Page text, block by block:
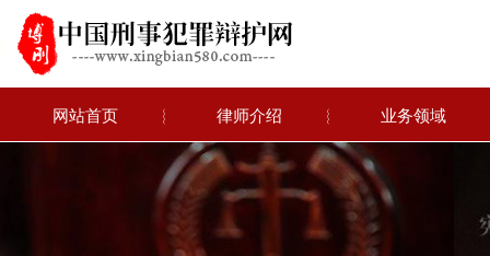
网站首页 ︴ 律师介绍 ︴ 业务领域